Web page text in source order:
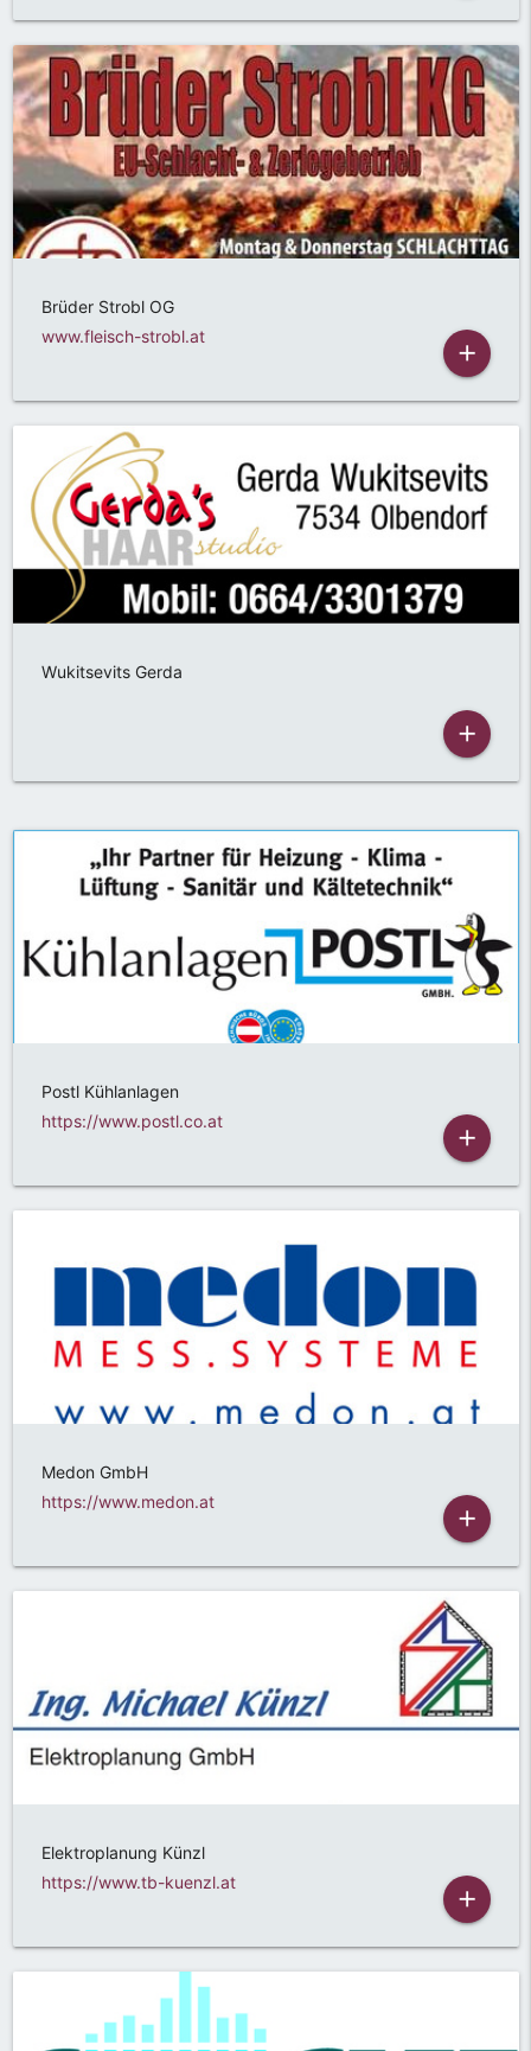
Brüder Strobl OG
www.fleisch-strobl.at
add
Wukitsevits Gerda
add
Postl Kühlanlagen
https://www.postl.co.at
add
Medon GmbH
https://www.medon.at
add
Elektroplanung Künzl
https://www.tb-kuenzl.at
add